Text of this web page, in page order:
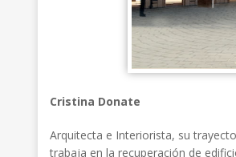
Cristina Donate
Arquitecta e Interiorista, su
trabaja en la recuperación de